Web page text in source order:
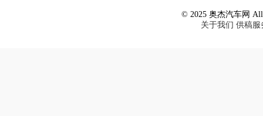
© 2025 奥杰汽车网 All
关于我们 供稿服